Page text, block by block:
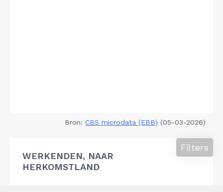
Bron: CBS microdata (EBB) (05-03-2026)
WERKENDEN, NAAR
HERKOMSTLAND
Filters